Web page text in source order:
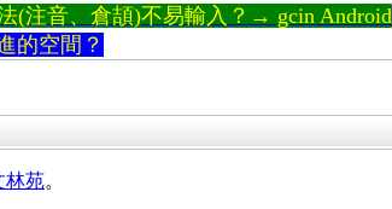
(注音、倉頡)不易輸入？→ gcin Android
的空間？
林苑。